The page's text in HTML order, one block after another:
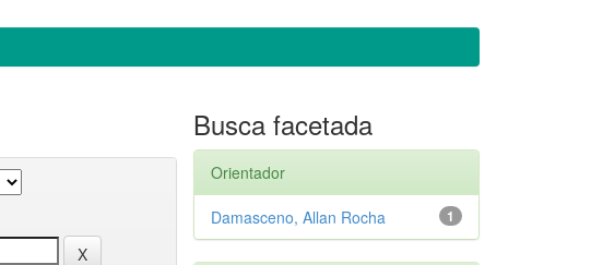
Busca facetada
Orientador
1
Damasceno, Allan Rocha